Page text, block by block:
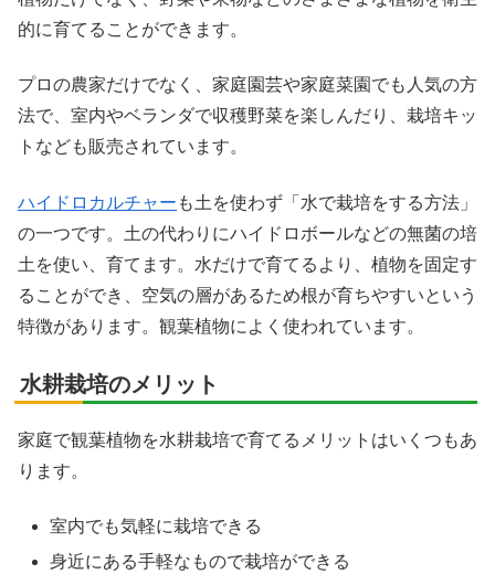
的に育てることができます。
プロの農家だけでなく、家庭園芸や家庭菜園でも人気の方
法で、室内やベランダで収穫野菜を楽しんだり、栽培キッ
トなども販売されています。
ハイドロカルチャー も土を使わず「水で栽培をする方法」
の一つです。土の代わりにハイドロボールなどの無菌の培
土を使い、育てます。水だけで育てるより、植物を固定す
ることができ、空気の層があるため根が育ちやすいという
特徴があります。観葉植物によく使われています。
水耕栽培のメリット
家庭で観葉植物を水耕栽培で育てるメリットはいくつもあ
ります。
室内でも気軽に栽培できる
身近にある手軽なもので栽培ができる